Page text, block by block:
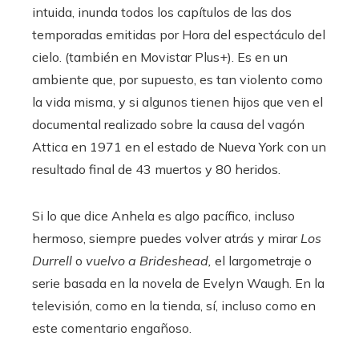
intuida, inunda todos los capítulos de las dos
temporadas emitidas por Hora del espectáculo del
cielo. (también en Movistar Plus+). Es en un
ambiente que, por supuesto, es tan violento como
la vida misma, y ​​si algunos tienen hijos que ven el
documental realizado sobre la causa del vagón
Attica en 1971 en el estado de Nueva York con un
resultado final de 43 muertos y 80 heridos.
Si lo que dice Anhela es algo pacífico, incluso
hermoso, siempre puedes volver atrás y mirar Los
Durrell o vuelvo a Brideshead, el largometraje o
serie basada en la novela de Evelyn Waugh. En la
televisión, como en la tienda, sí, incluso como en
este comentario engañoso.